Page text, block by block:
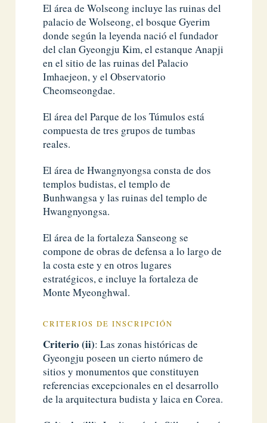
El área de Wolseong incluye las ruinas del
palacio de Wolseong, el bosque Gyerim
donde según la leyenda nació el fundador
del clan Gyeongju Kim, el estanque Anapji
en el sitio de las ruinas del Palacio
Imhaejeon, y el Observatorio
Cheomseongdae.
El área del Parque de los Túmulos está
compuesta de tres grupos de tumbas
reales.
El área de Hwangnyongsa consta de dos
templos budistas, el templo de
Bunhwangsa y las ruinas del templo de
Hwangnyongsa.
El área de la fortaleza Sanseong se
compone de obras de defensa a lo largo de
la costa este y en otros lugares
estratégicos, e incluye la fortaleza de
Monte Myeonghwal.
CRITERIOS DE INSCRIPCIÓN
Criterio (ii): Las zonas históricas de
Gyeongju poseen un cierto número de
sitios y monumentos que constituyen
referencias excepcionales en el desarrollo
de la arquitectura budista y laica en Corea.